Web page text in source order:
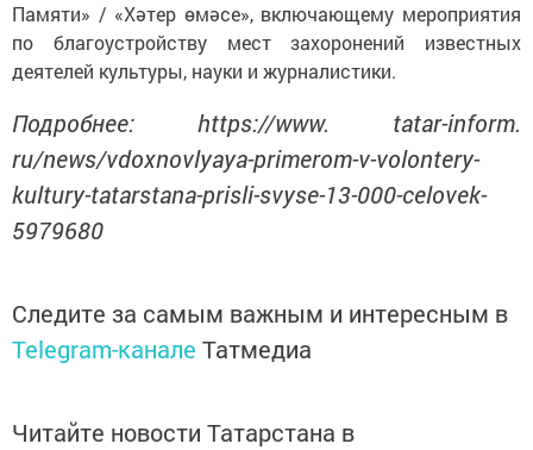
Памяти» / «Хәтер өмәсе», включающему мероприятия
по благоустройству мест захоронений известных
деятелей культуры, науки и журналистики.
Подробнее: https://www. tatar-inform.
ru/news/vdoxnovlyaya-primerom-v-volontery-
kultury-tatarstana-prisli-svyse-13-000-celovek-
5979680
Следите за самым важным и интересным в
Telegram-канале Татмедиа
Читайте новости Татарстана в